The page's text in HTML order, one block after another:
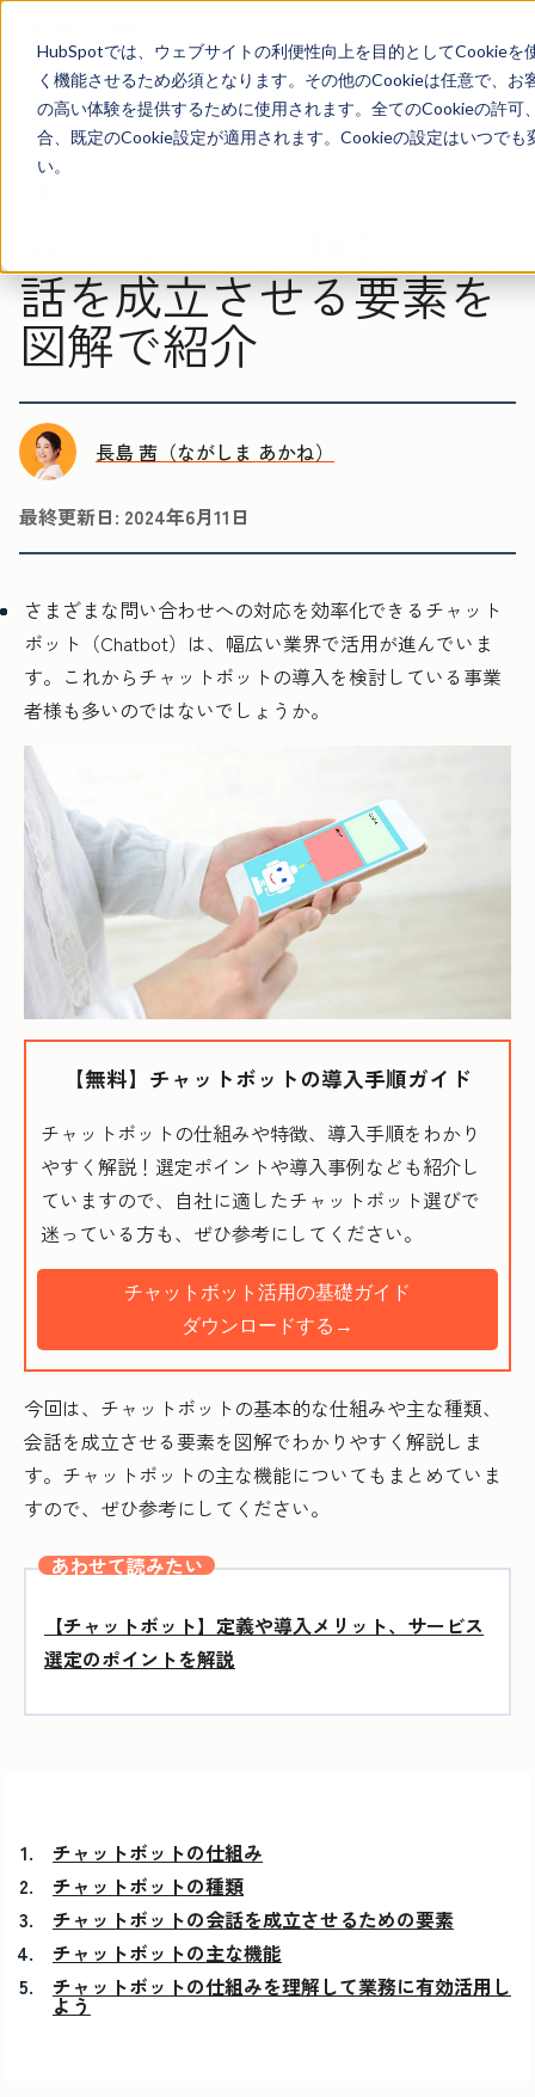
HubSpotでは、ウェブサイトの利便性向上を目的としてCookie
く機能させるため必須となります。その他のCookieは任意で、
の高い体験を提供するために使用されます。全てのCookieの許
合、既定のCookie設定が適用されます。Cookieの設定はいつで
い。
メ
ニ
Marketing
チャットボットの仕組
話を成立させる要素を
図解で紹介
長島 茜（ながしま あかね）
最終更新日: 2024年6月11日
さまざまな問い合わせへの対応を効率化できるチャット
ボット（Chatbot）は、幅広い業界で活用が進んでいま
す。これからチャットボットの導入を検討している事業
者様も多いのではないでしょうか。
【無料】チャットボットの導入手順ガイド
チャットボットの仕組みや特徴、導入手順をわかり
やすく解説！選定ポイントや導入事例なども紹介し
ていますので、自社に適したチャットボット選びで
迷っている方も、ぜひ参考にしてください。
チャットボット活用の基礎ガイド
ダウンロードする→
今回は、チャットボットの基本的な仕組みや主な種類、
会話を成立させる要素を図解でわかりやすく解説しま
す。チャットボットの主な機能についてもまとめていま
すので、ぜひ参考にしてください。
あわせて読みたい
【チャットボット】定義や導入メリット、サービス
選定のポイントを解説
チャットボットの仕組み
チャットボットの種類
チャットボットの会話を成立させるための要素
チャットボットの主な機能
チャットボットの仕組みを理解して業務に有効活用し
よう